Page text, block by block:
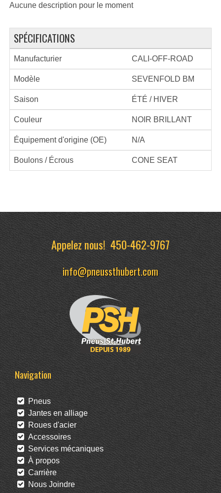
Aucune description pour le moment
SPÉCIFICATIONS
Manufacturier CALI-OFF-ROAD
Modèle SEVENFOLD BM
Saison ÉTÉ / HIVER
Couleur NOIR BRILLANT
Équipement d'origine (OE) N/A
Boulons / Écrous CONE SEAT
Appelez nous!450-462-9767
info@pneussthubert.com
Navigation
Pneus
Jantes en alliage
Roues d'acier
Accessoires
Services mécaniques
À propos
Carrière
Nous Joindre